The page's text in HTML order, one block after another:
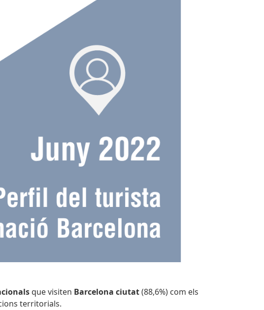
que visiten Barcelona ciutat(88,6%) com els
territorials.